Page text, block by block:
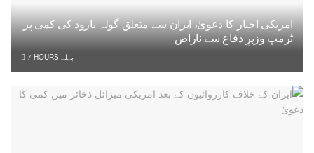
امریکی اخبار کا دعویٰ، ایران سے متعلق گولہ بارود کی کمی پر
ٹرمپ وزیرِ دفاع سے ناراض
7 HOURS پہلے